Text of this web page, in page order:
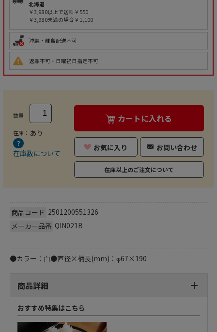
北海道
￥3,980以上で送料￥550
￥3,980未満の場合￥1,100
沖縄・離島配送不可
返品不可・日曜祝日指定不可
数量
在庫： あり
在庫数について
カートに入れる
お気に入り お問い合わせ
在庫以上のご注文について
商品コード 2501200551326
メーカー品番 QIN021B
●カラー：白●直径×柄長(mm)：φ67×190
商品詳細
おすすめ特集はこちら